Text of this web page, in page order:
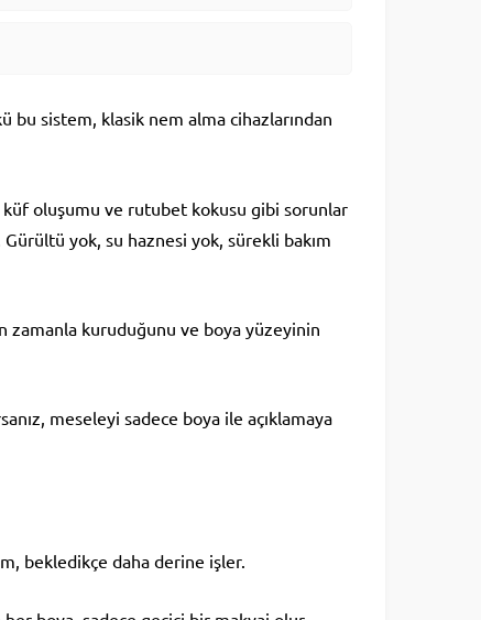
bu sistem, klasik nem alma cihazlarından
küf oluşumu ve rutubet kokusu gibi sorunlar
Gürültü yok, su haznesi yok, sürekli bakım
zamanla kuruduğunu ve boya yüzeyinin
meseleyi sadece boya ile açıklamaya
bekledikçe daha derine işler.